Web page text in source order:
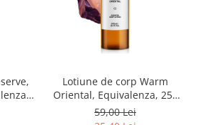
Lotiune de corp Warm
Oriental, Equivalenza, 250
ml
59,00 Lei